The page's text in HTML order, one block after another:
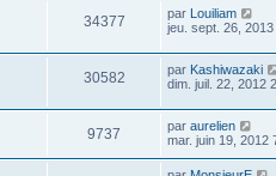
34377 par
Louiliam
jeu. sept. 26,
30582 par Kashiwazaki
dim. juil. 22, 2012
9737 par aurelien
mar. juin 19, 2012